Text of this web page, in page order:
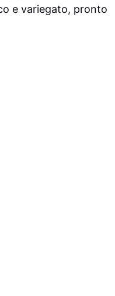
e variegato, pronto